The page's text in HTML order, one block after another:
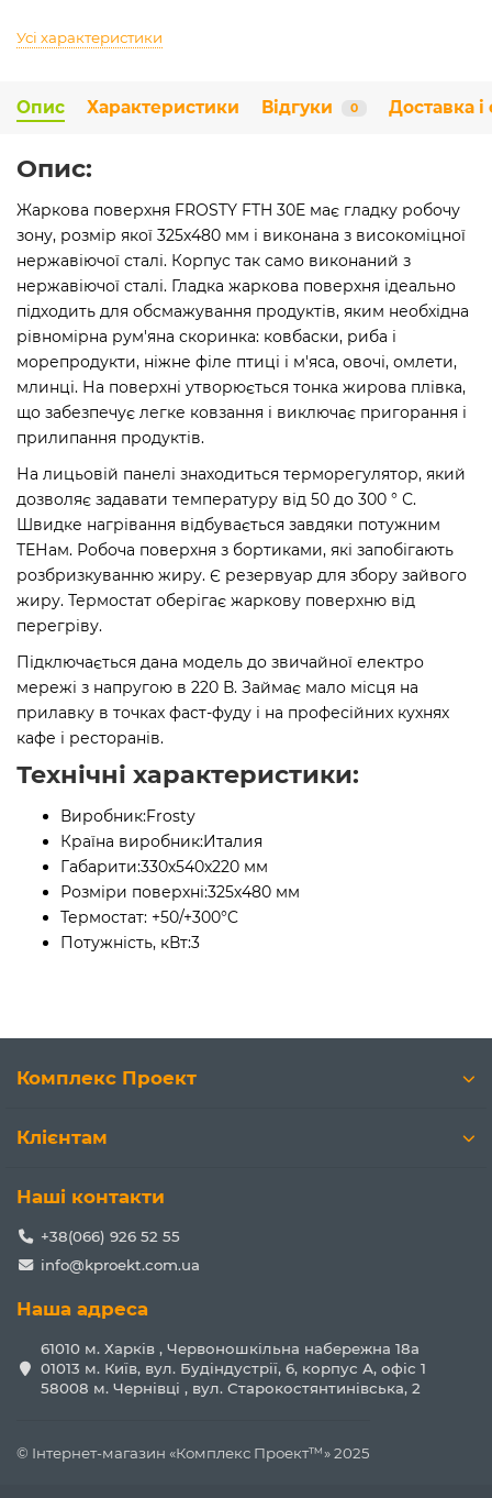
Усі характеристики
Опис Характеристики Відгуки 0 Доставка і
Опис:
Жаркова поверхня FROSTY FTH 30E має гладку робочу
зону, розмір якої 325х480 мм і виконана з високоміцної
нержавіючої сталі. Корпус так само виконаний з
нержавіючої сталі. Гладка жаркова поверхня ідеально
підходить для обсмажування продуктів, яким необхідна
рівномірна рум'яна скоринка: ковбаски, риба і
морепродукти, ніжне філе птиці і м'яса, овочі, омлети,
млинці. На поверхні утворюється тонка жирова плівка,
що забезпечує легке ковзання і виключає пригорання і
прилипання продуктів.
На лицьовій панелі знаходиться терморегулятор, який
дозволяє задавати температуру від 50 до 300 ° С.
Швидке нагрівання відбувається завдяки потужним
ТЕНам. Робоча поверхня з бортиками, які запобігають
розбризкуванню жиру. Є резервуар для збору зайвого
жиру. Термостат оберігає жаркову поверхню від
перегріву.
Підключається дана модель до звичайної електро
мережі з напругою в 220 В. Займає мало місця на
прилавку в точках фаст-фуду і на професійних кухнях
кафе і ресторанів.
Технічні характеристики:
Виробник:Frosty
Країна виробник:Италия
Габарити:330x540x220 мм
Розміри поверхні:325х480 мм
Термостат: +50/+300°C
Потужність, кВт:3
Комплекс Проект
Клієнтам
Наші контакти
+38(066) 926 52 55
info@kproekt.com.ua
Наша адреса
61010 м. Харків , Червоношкільна набережна 18а
01013 м. Київ, вул. Будіндустрії, 6, корпус А, офіс 1
58008 м. Чернівці , вул. Старокостянтинівська, 2
© Інтернет-магазин «Комплекс Проект™» 2025